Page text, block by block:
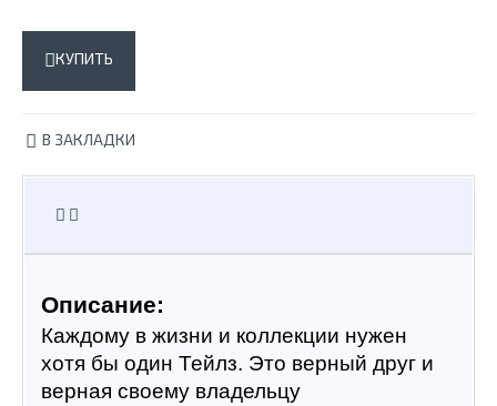
КУПИТЬ
В ЗАКЛАДКИ
Описание:
Каждому в жизни и коллекции нужен
хотя бы один Тейлз. Это верный друг и
верная своему владельцу